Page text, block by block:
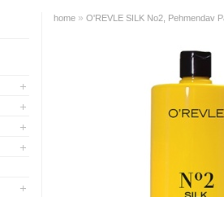
home » O'REVLE SILK No2, Pehmendav